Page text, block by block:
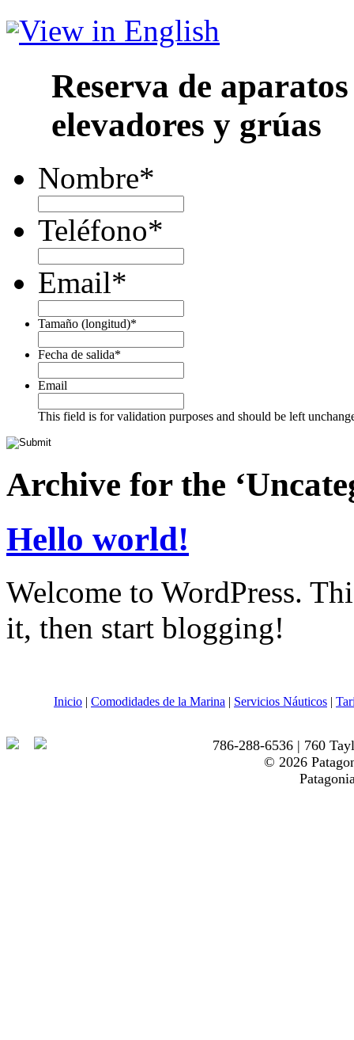
View in English
Reserva de aparatos
elevadores y grúas
Nombre*
Teléfono*
Email*
Tamaño (longitud)*
Fecha de salida*
Format:
MM
slash
DD
Email
This field is for validation purposes and should be left
Archive for the
Hello world!
Welcome to WordPress.
it, then start blogging!
Inicio | Comodidades de la Marina | Servicios Náuticos |
786-288-6536 | 760
© 2026